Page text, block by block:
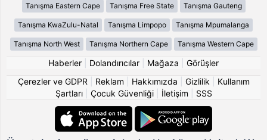
Tanışma Eastern Cape Tanışma Free State Tanışma Gauteng
Tanışma KwaZulu-Natal Tanışma Limpopo Tanışma Mpumalanga
Tanışma North West Tanışma Northern Cape Tanışma Western Cape
Haberler Dolandırıcılar Mağaza
Görüşler
Çerezler ve GDPR
Reklam Hakkımızda Gizlilik
Kullanım
Şartları| Çocuk Güvenliği| İletişim SSS